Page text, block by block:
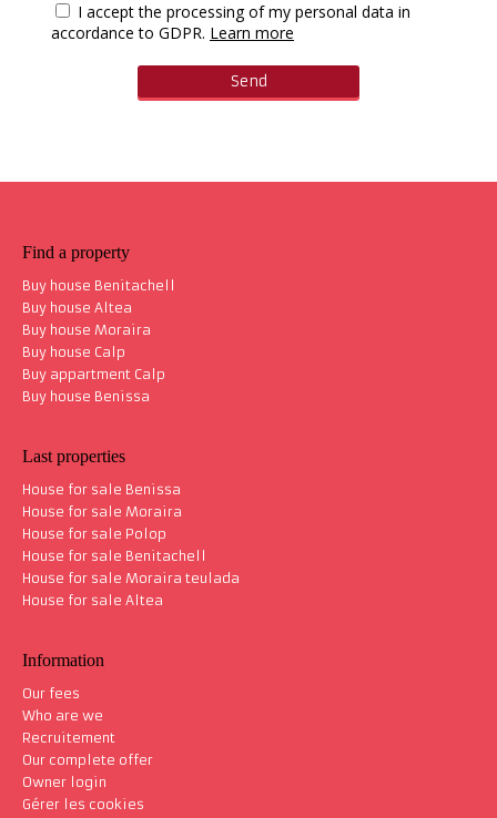
I accept the processing of my personal data in
accordance to GDPR. Learn more
Find a property
Buy house Benitachell
Buy house Altea
Buy house Moraira
Buy house Calp
Buy appartment Calp
Buy house Benissa
Last properties
House for sale Benissa
House for sale Moraira
House for sale Polop
House for sale Benitachell
House for sale Moraira teulada
House for sale Altea
Information
Our fees
Who are we
Recruitement
Our complete offer
Owner login
Gérer les cookies